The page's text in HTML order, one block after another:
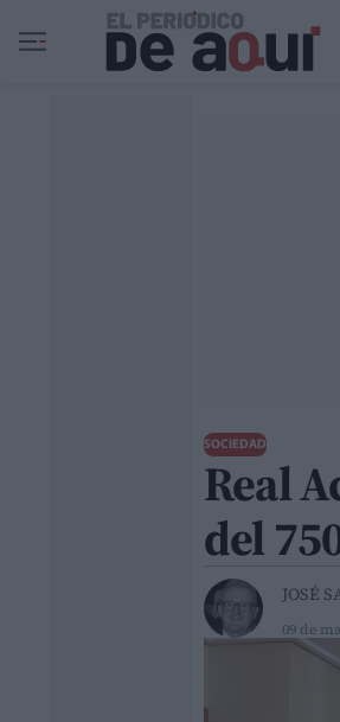
Ir al contenido principal
SOCIEDAD
Real
del
JOSÉ
09 de